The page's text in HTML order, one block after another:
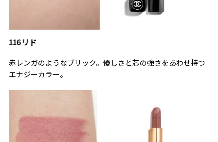
116 リド
赤レンガのようなブリック。優しさと芯の強さをあわせ持つ
エナジーカラー。